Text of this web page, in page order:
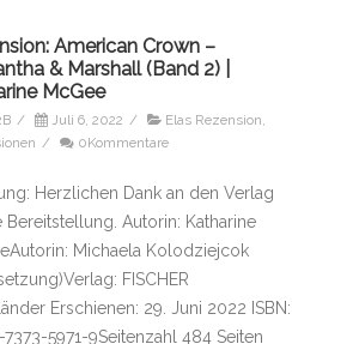
American Crown –
& Marshall (Band 2) |
McGee
/ Juli 6, 2022 / Elas Rezension,
/ 0Kommentare
Herzlichen Dank an den Verlag
Bereitstellung. Autorin: Katharine
Michaela Kolodziejcok
FISCHER
Erschienen: 29. Juni 2022 ISBN:
5971-9Seitenzahl 484 Seiten